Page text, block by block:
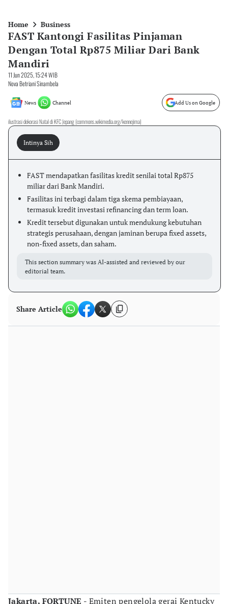
Home Business
FAST Kantongi Fasilitas Pinjaman
Dengan Total Rp875 Miliar Dari Bank
Mandiri
11 Jun 2025, 15:24 WIB
Nova Betriani Sinambela
News Channel Add Us on Google
ilustrasi dekorasi Natal di KFC Jepang (commons.wikimedia.org/kennejima)
Intinya Sih
FAST mendapatkan fasilitas kredit senilai total Rp875
miliar dari Bank Mandiri.
Fasilitas ini terbagi dalam tiga skema pembiayaan,
termasuk kredit investasi refinancing dan term loan.
Kredit tersebut digunakan untuk mendukung kebutuhan
strategis perusahaan, dengan jaminan berupa fixed assets,
non-fixed assets, dan saham.
This section summary was AI-assisted and reviewed by our
editorial team.
Share Article
Jakarta, FORTUNE - Emiten pengelola gerai Kentucky